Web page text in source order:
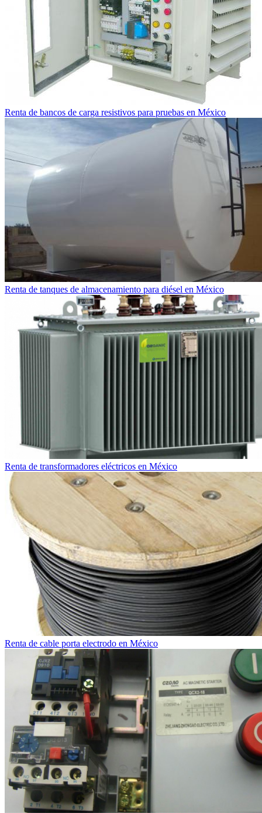
Renta de bancos de carga resistivos para pruebas en México
Renta de tanques de almacenamiento para diésel en México
Renta de transformadores eléctricos en México
Renta de cable porta electrodo en México